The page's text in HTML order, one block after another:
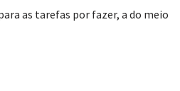
as tarefas por fazer, a do meio